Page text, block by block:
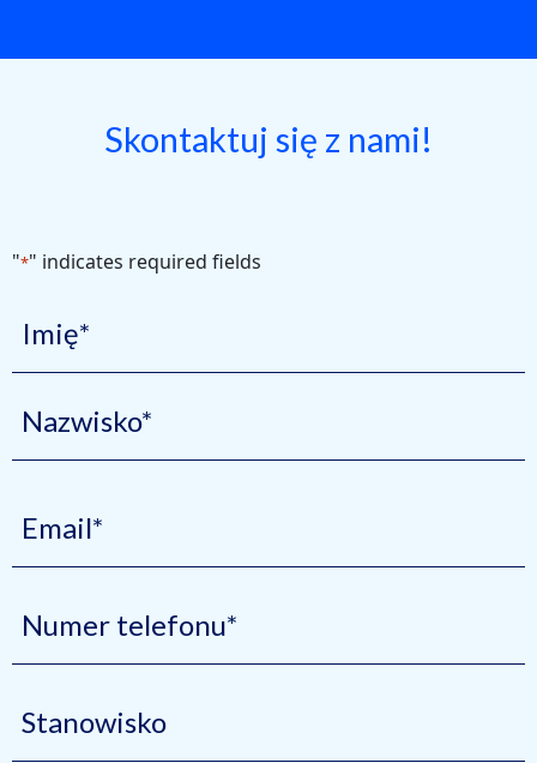
Skontaktuj się z nami!
"*" indicates required fields
Title